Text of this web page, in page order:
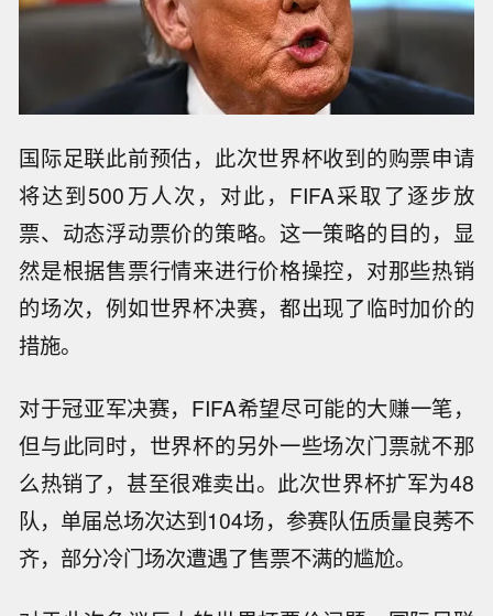
国际足联此前预估，此次世界杯收到的购票申请
将达到500万人次，对此，FIFA采取了逐步放
票、动态浮动票价的策略。这一策略的目的，显
然是根据售票行情来进行价格操控，对那些热销
的场次，例如世界杯决赛，都出现了临时加价的
措施。
对于冠亚军决赛，FIFA希望尽可能的大赚一笔，
但与此同时，世界杯的另外一些场次门票就不那
么热销了，甚至很难卖出。此次世界杯扩军为48
队，单届总场次达到104场，参赛队伍质量良莠不
齐，部分冷门场次遭遇了售票不满的尴尬。